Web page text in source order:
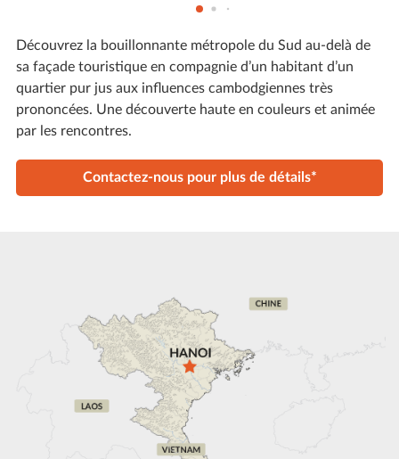
Découvrez la bouillonnante métropole du Sud au-delà de
sa façade touristique en compagnie d’un habitant d’un
quartier pur jus aux influences cambodgiennes très
prononcées. Une découverte haute en couleurs et animée
par les rencontres.
Contactez-nous pour plus de détails*